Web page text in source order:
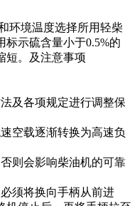
环境温度选择所用轻柴
示硫含量小于0.5%的
短。及注意事项
及各项规定进行调整保
空载逐渐转换为高速负
则会影响柴油机的可靠
须将换向手柄从前进